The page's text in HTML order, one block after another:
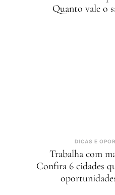
Quanto vale o
DICAS E
Trabalha com
Confira 6 cidades